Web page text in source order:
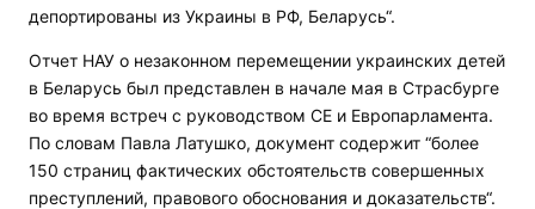
депортированы из Украины в РФ, Беларусь“.
Отчет НАУ о незаконном перемещении украинских детей
в Беларусь был представлен в начале мая в Страсбурге
во время встреч с руководством СЕ и Европарламента.
По словам Павла Латушко, документ содержит “более
150 страниц фактических обстоятельств совершенных
преступлений, правового обоснования и доказательств“.